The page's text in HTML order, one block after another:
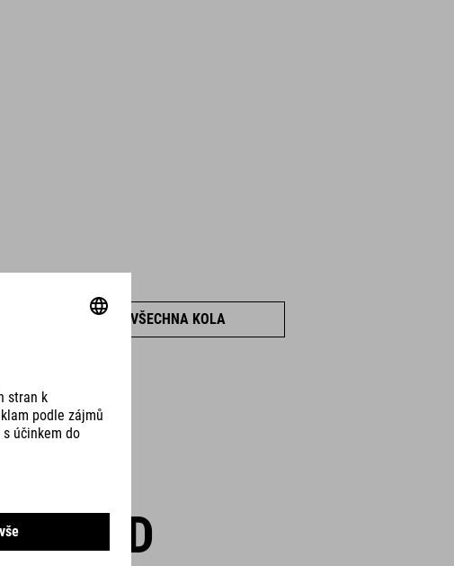
UKÁZAT VŠECHNA KOLA